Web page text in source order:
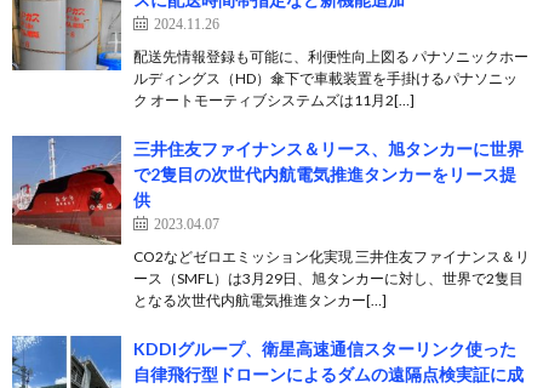
2024.11.26
配送先情報登録も可能に、利便性向上図る パナソニックホー
ルディングス（HD）傘下で車載装置を手掛けるパナソニッ
ク オートモーティブシステムズは11月2[…]
三井住友ファイナンス＆リース、旭タンカーに世界
で2隻目の次世代内航電気推進タンカーをリース提
供
2023.04.07
CO2などゼロエミッション化実現 三井住友ファイナンス＆リ
ース（SMFL）は3月29日、旭タンカーに対し、世界で2隻目
となる次世代内航電気推進タンカー[…]
KDDIグループ、衛星高速通信スターリンク使った
自律飛行型ドローンによるダムの遠隔点検実証に成